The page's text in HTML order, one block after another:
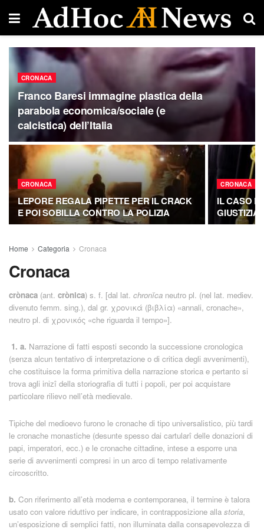
CRONACA
Franco Baresi immagine plastica della
parabola economica/sociale (e
calcistica) dell’Italia
CRONACA
LEPORE REGALA PIPETTE PER IL CRACK
E POI SOBILLA CONTRO LA POLIZIA
CRONACA
IL CASO
GIUSTIZIA
Home Categoria Cronaca
Cronaca
crònaca (ant. crònica) s. f. [dal lat. chronĭca neutro pl. (nel lat. mediev.
divenuto femm. sing.), dal gr. χρονικά (βιβλία) «annali, cronache»,
neutro pl. di χρονικός «che riguarda il tempo»].
1. a. Narrazione di fatti esposti secondo la successione cronologica
(senza alcun tentativo di interpretazione o di critica degli avvenimenti),
che costituisce la forma primitiva della narrazione storica e pertanto si
trova agli inizî della storiografia di tutti i popoli, per poi acquistare
particolare rilievo nell’età medievale.
Tipiche del medioevo furono le cronache di tipo universalistico, più tardi
le cronache monastiche (desunte spesso dai cartularî delle donazioni di
papi, imperatori, ecc.) e le cronache cittadine, intese a esporre una
serie di avvenimenti compresi in un arco di tempo relativamente
circoscritto.
b. Con riferimento all’età moderna e contemporanea, il termine è talora
usato con valore riduttivo per indicare, in contrapposizione alla storia,
un’esposizione di semplici fatti, non illuminata dalla consapevolezza di